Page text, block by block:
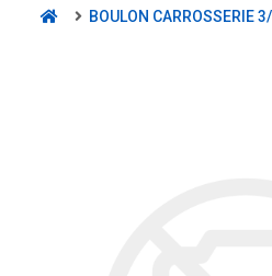
BOULON CARROSSERIE